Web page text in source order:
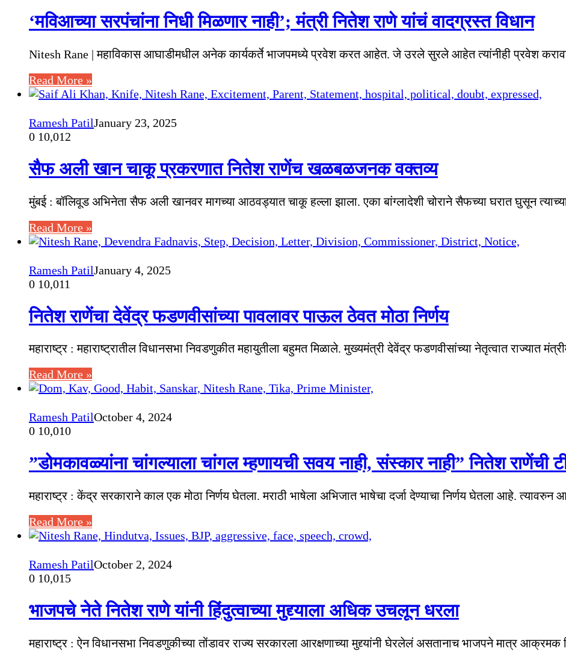
‘मविआच्या सरपंचांना निधी मिळणार नाही’; मंत्री नितेश राणे यांचं वादग्रस्त विधान
Nitesh Rane | महाविकास आघाडीमधील अनेक कार्यकर्ते भाजपमध्ये प्रवेश करत आहेत. जे उरले सुरले आहेत त्यांनीही प्रवेश
Read More »
Ramesh PatilJanuary 23, 2025
0 10,012
सैफ अली खान चाकू प्रकरणात नितेश राणेंच खळबळजनक वक्तव्य
मुंबई : बॉलिवूड अभिनेता सैफ अली खानवर मागच्या आठवड्यात चाकू हल्ला झाला. एका बांग्लादेशी चोराने सैफच्या घरात घुसून
Read More »
Ramesh PatilJanuary 4, 2025
0 10,011
नितेश राणेंचा देवेंद्र फडणवीसांच्या पावलावर पाऊल ठेवत मोठा निर्णय
महाराष्ट्र : महाराष्ट्रातील विधानसभा निवडणुकीत महायुतीला बहुमत मिळाले. मुख्यमंत्री देवेंद्र फडणवीसांच्या नेतृत्वात राज्यात
Read More »
Ramesh PatilOctober 4, 2024
0 10,010
”डोमकावळ्यांना चांगल्याला चांगल म्हणायची सवय नाही, संस्कार नाही” नितेश राणेंची
महाराष्ट्र : केंद्र सरकाराने काल एक मोठा निर्णय घेतला. मराठी भाषेला अभिजात भाषेचा दर्जा देण्याचा निर्णय घेतला आहे. त्यावरुन
Read More »
Ramesh PatilOctober 2, 2024
0 10,015
भाजपचे नेते नितेश राणे यांनी हिंदुत्वाच्या मुद्द्याला अधिक उचलून धरला
महाराष्ट्र : ऐन विधानसभा निवडणुकीच्या तोंडावर राज्य सरकारला आरक्षणाच्या मुद्द्यांनी घेरलेलं असतानाच भाजपने मात्र आक्रमक